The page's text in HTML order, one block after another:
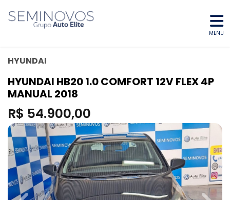
MENU
HYUNDAI
HYUNDAI HB20 1.0 COMFORT 12V FLEX 4P
MANUAL 2018
R$ 54.900,00